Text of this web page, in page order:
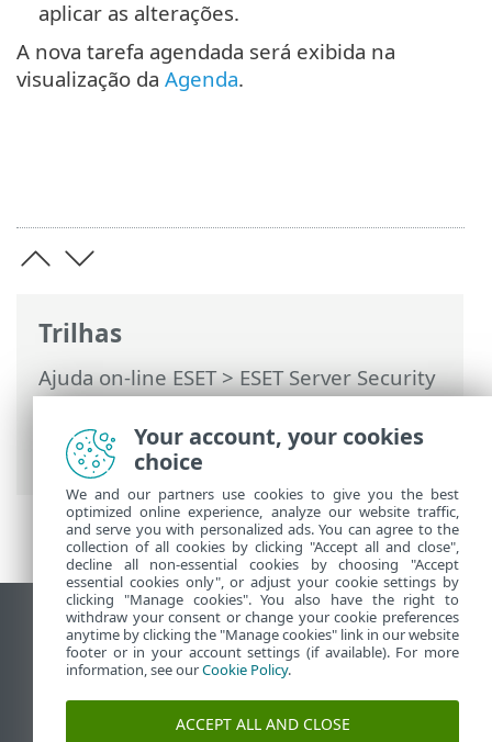
Trilhas
Ajuda on-line ESET>ESET Server Security
>Usando o ESET Server Security>
Ferramentas> Agenda> Agenda -
Adicionar tarefa
aplicar as alterações.
A nova tarefa agendada será exibida na
visualização da Agenda.
Ver site para desktop
End of Life
Base de conhecimento ESET
Fórum ESET
Your account, your cookies
choice
We and our partners use cookies to give you the best
optimized online experience, analyze our website traffic,
and serve you with personalized ads. You can agree to the
collection of all cookies by clicking "Accept all and close",
decline all non-essential cookies by choosing "Accept
essential cookies only", or adjust your cookie settings by
clicking "Manage cookies". You also have the right to
withdraw your consent or change your cookie preferences
anytime by clicking the "Manage cookies" link in our website
footer or in your account settings (if available). For more
information, see ourCookie Policy.
ACCEPT ALL AND CLOSE